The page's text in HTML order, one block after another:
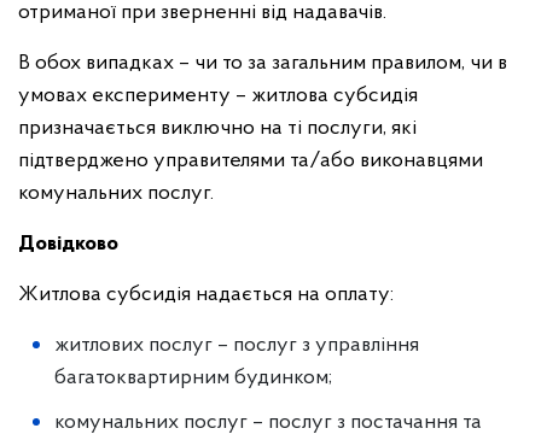
отриманої при зверненні від надавачів.
В обох випадках – чи то за загальним правилом, чи в
умовах експерименту – житлова субсидія
призначається виключно на ті послуги, які
підтверджено управителями та/або виконавцями
комунальних послуг.
Довідково
Житлова субсидія надається на оплату:
житлових послуг – послуг з управління
багатоквартирним будинком;
комунальних послуг – послуг з постачання та